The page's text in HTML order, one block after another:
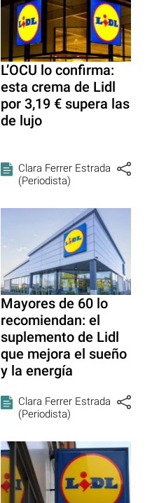
L’OCU lo confirma:
esta crema de Lidl
por 3,19 € supera las
de lujo
Clara Ferrer Estrada
(Periodista)
Mayores de 60 lo
recomiendan: el
suplemento de Lidl
que mejora el sueño
y la energía
Clara Ferrer Estrada
(Periodista)